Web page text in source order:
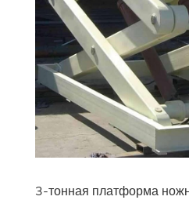
3-тонная платформа